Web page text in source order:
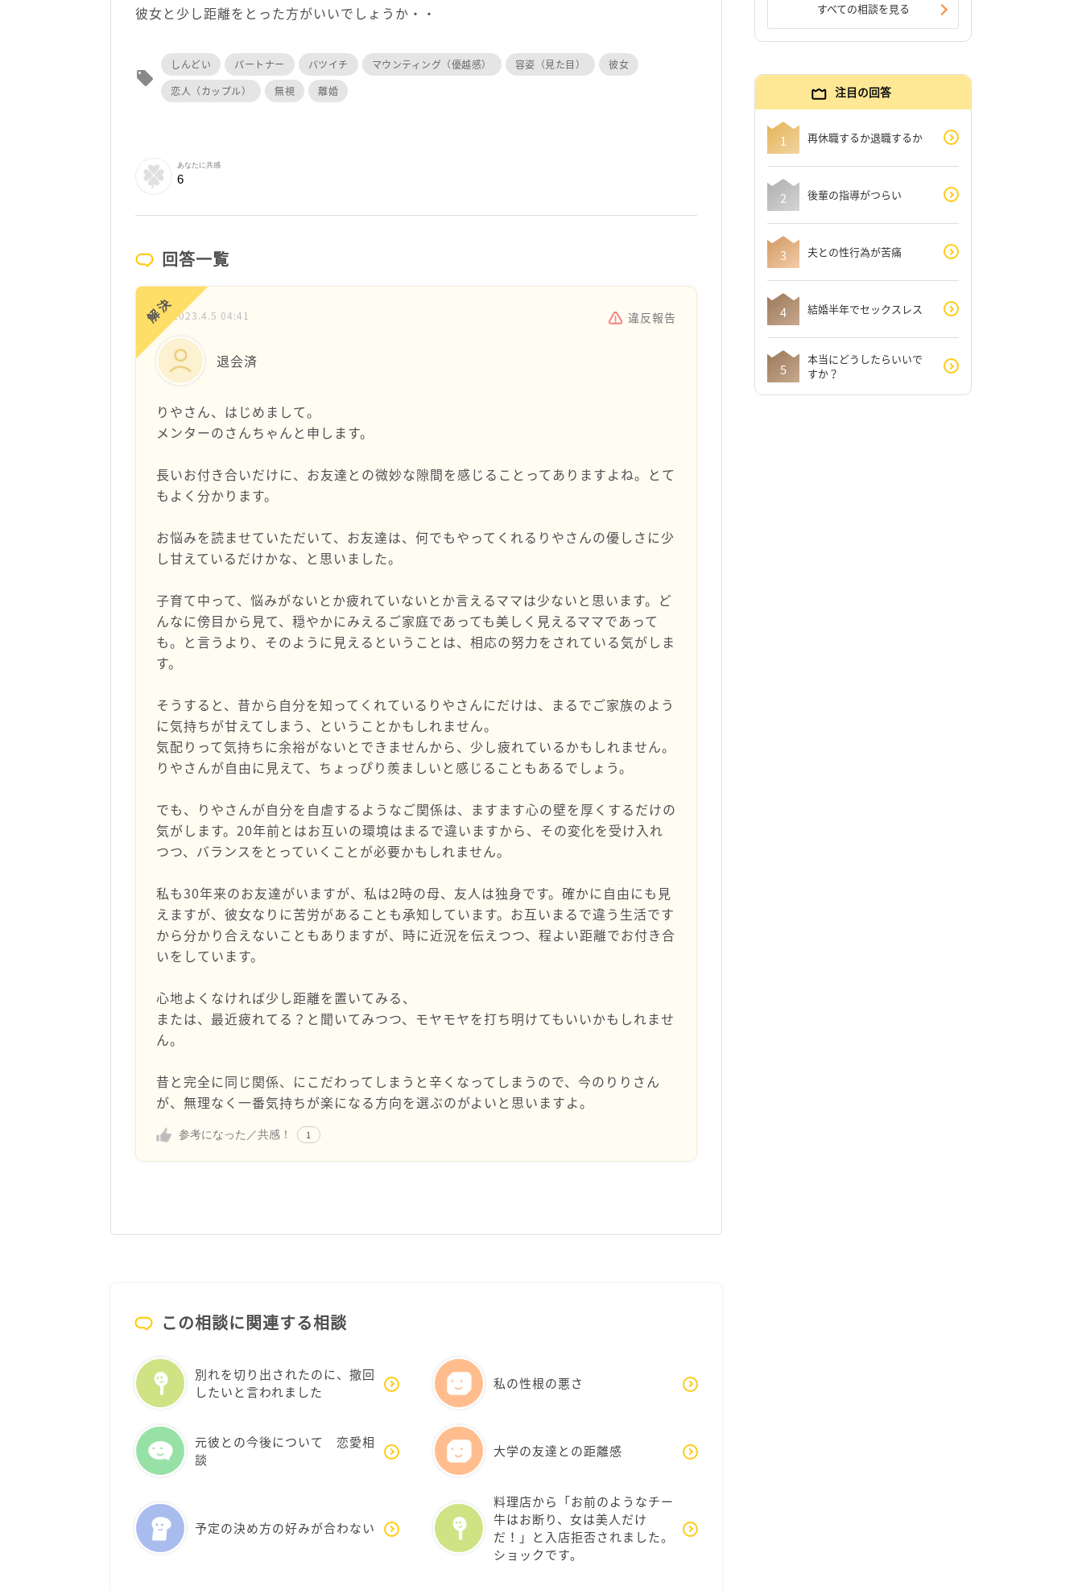
彼女と少し距離をとった方がいいでしょうか・・
local_offer
しんどい パートナー バツイチ マウンティング（優越感） 容姿（見た目）
彼女
恋人（カップル）
無視 離婚
あなたに共感
6
回答一覧
解決2023.4.5 04:41 違反報告
退会済
りやさん、はじめまして。
メンターのさんちゃんと申します。
長いお付き合いだけに、お友達との微妙な隙間を感じることってありますよね。とて
もよく分かります。
お悩みを読ませていただいて、お友達は、何でもやってくれるりやさんの優しさに少
し甘えているだけかな、と思いました。
子育て中って、悩みがないとか疲れていないとか言えるママは少ないと思います。ど
んなに傍目から見て、穏やかにみえるご家庭であっても美しく見えるママであって
も。と言うより、そのように見えるということは、相応の努力をされている気がしま
す。
そうすると、昔から自分を知ってくれているりやさんにだけは、まるでご家族のよう
に気持ちが甘えてしまう、ということかもしれません。
気配りって気持ちに余裕がないとできませんから、少し疲れているかもしれません。
りやさんが自由に見えて、ちょっぴり羨ましいと感じることもあるでしょう。
でも、りやさんが自分を自虐するようなご関係は、ますます心の壁を厚くするだけの
気がします。20年前とはお互いの環境はまるで違いますから、その変化を受け入れ
つつ、バランスをとっていくことが必要かもしれません。
私も30年来のお友達がいますが、私は2時の母、友人は独身です。確かに自由にも見
えますが、彼女なりに苦労があることも承知しています。お互いまるで違う生活です
から分かり合えないこともありますが、時に近況を伝えつつ、程よい距離でお付き合
いをしています。
心地よくなければ少し距離を置いてみる、
または、最近疲れてる？と聞いてみつつ、モヤモヤを打ち明けてもいいかもしれませ
ん。
昔と完全に同じ関係、にこだわってしまうと辛くなってしまうので、今のりりさん
が、無理なく一番気持ちが楽になる方向を選ぶのがよいと思いますよ。
参考になった／共感！ 1
この相談に関連する相談
別れを切り出されたのに、撤回
したいと言われました
私の性根の悪さ
元彼との今後について 恋愛相
談
大学の友達との距離感
予定の決め方の好みが合わない
料理店から「お前のようなチー
牛はお断り、女は美人だけ
だ！」と入店拒否されました。
ショックです。
すべての相談を見る
注目の回答
再休職するか退職するか
後輩の指導がつらい
夫との性行為が苦痛
結婚半年でセックスレス
本当にどうしたらいいで
すか？